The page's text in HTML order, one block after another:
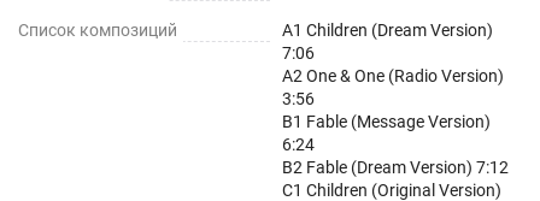
Список композиций
A1 Children (Dream Version)
7:06
A2 One & One (Radio Version)
3:56
B1 Fable (Message Version)
6:24
B2 Fable (Dream Version) 7:12
C1 Children (Original Version)